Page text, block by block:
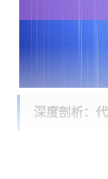
深度剖析：
要有效应对，我